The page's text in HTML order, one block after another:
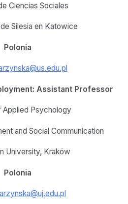
Ciencias Sociales
Silesia en Katowice
Polonia
Assistant Professor
Applied Psychology
and Social Communication
University, Kraków
Polonia